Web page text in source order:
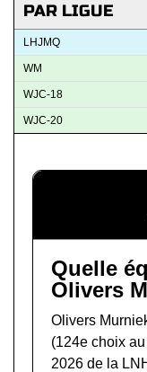
PAR LIGUE
LHJMQ
WM
WJC-18
WJC-20
Quelle
Olivers
Olivers
(124e choix
2026 de la